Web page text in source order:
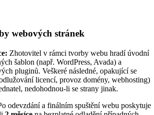
webových stránek
Zhotovitel v rámci tvorby webu hradí úvodní
šablon (např. WordPress, Avada) a
pluginů. Veškeré následné, opakující se
licencí, provoz domény, webhosting)
nedohodnou-li se strany jinak.
odevzdání a finálním spuštění webu poskytuje